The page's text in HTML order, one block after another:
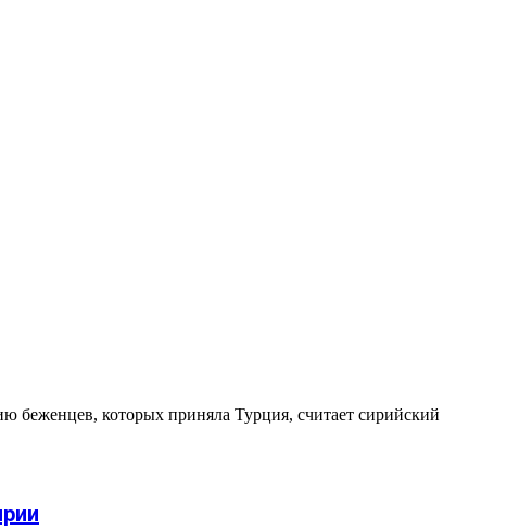
беженцев, которых приняла Турция, считает сирийский